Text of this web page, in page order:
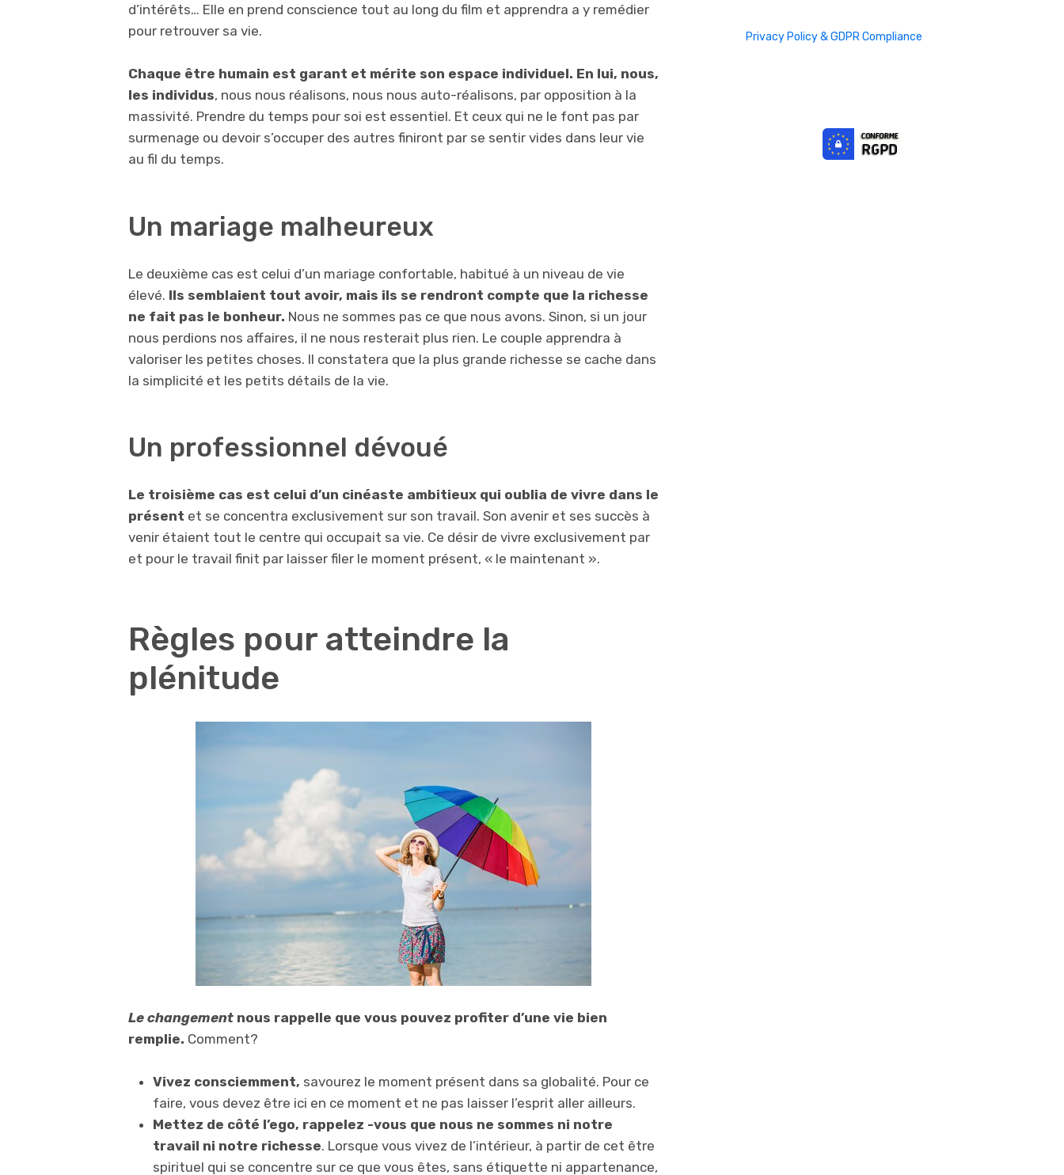
d’intérêts… Elle en prend conscience tout au long du film et apprendra a y remédier
pour retrouver sa vie.
Chaque être humain est garant et mérite son espace individuel. En lui, nous,
les individus, nous nous réalisons, nous nous auto-réalisons, par opposition à la
massivité. Prendre du temps pour soi est essentiel. Et ceux qui ne le font pas par
surmenage ou devoir s’occuper des autres finiront par se sentir vides dans leur vie
au fil du temps.
Un mariage malheureux
Le deuxième cas est celui d’un mariage confortable, habitué à un niveau de vie
élevé. Ils semblaient tout avoir, mais ils se rendront compte que la richesse
ne fait pas le bonheur. Nous ne sommes pas ce que nous avons. Sinon, si un jour
nous perdions nos affaires, il ne nous resterait plus rien. Le couple apprendra à
valoriser les petites choses. Il constatera que la plus grande richesse se cache dans
la simplicité et les petits détails de la vie.
Un professionnel dévoué
Le troisième cas est celui d’un cinéaste ambitieux qui oublia de vivre dans le
présent et se concentra exclusivement sur son travail. Son avenir et ses succès à
venir étaient tout le centre qui occupait sa vie. Ce désir de vivre exclusivement par
et pour le travail finit par laisser filer le moment présent, « le maintenant ».
Règles pour atteindre la
plénitude
Le changement nous rappelle que vous pouvez profiter d’une vie bien
remplie. Comment?
Vivez consciemment, savourez le moment présent dans sa globalité. Pour ce
faire, vous devez être ici en ce moment et ne pas laisser l’esprit aller ailleurs.
Mettez de côté l’ego, rappelez -vous que nous ne sommes ni notre
travail ni notre richesse. Lorsque vous vivez de l’intérieur, à partir de cet être
spirituel qui se concentre sur ce que vous êtes, sans étiquette ni appartenance,
Privacy Policy & GDPR Compliance